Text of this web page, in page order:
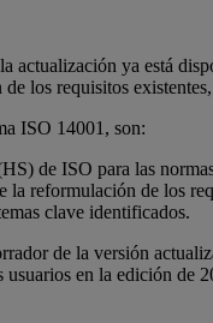
ya está
los requisitos
ISO 14001, son:
de ISO para las
reformulación de los
clave identificados.
de la versión
en la edición de